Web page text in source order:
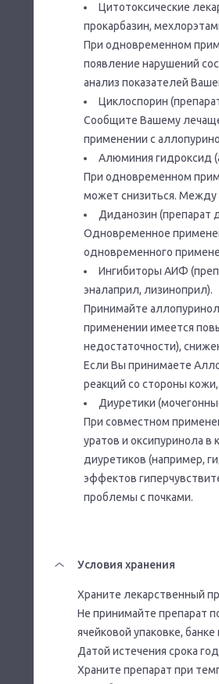
Цитотоксические
прокарбазин,
При одновременном
появление нарушений
анализ показателей
Циклоспорин
Сообщите Вашему
применении с
Алюминия гидроксид
При одновременном
может снизиться. Между
Диданозин (препарат
Одновременное
одновременного
Ингибиторы АИФ
эналаприл, лизиноприл).
Принимайте
применении имеется
недостаточности),
Если Вы принимаете
реакций со стороны
Диуретики
При совместном
уратов и оксипуринола
диуретиков (например,
эффектов
проблемы с почками.
Условия хранения
Храните лекарственный
Не принимайте препарат
ячейковой упаковке,
Датой истечения срока
Храните препарат при